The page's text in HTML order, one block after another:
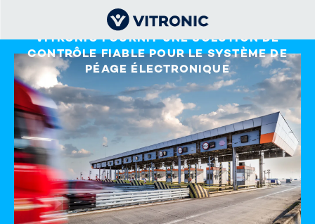
VITRONIC FOURNIT UNE SOLUTION DE
CONTRÔLE FIABLE POUR LE SYSTÈME DE
PÉAGE ÉLECTRONIQUE